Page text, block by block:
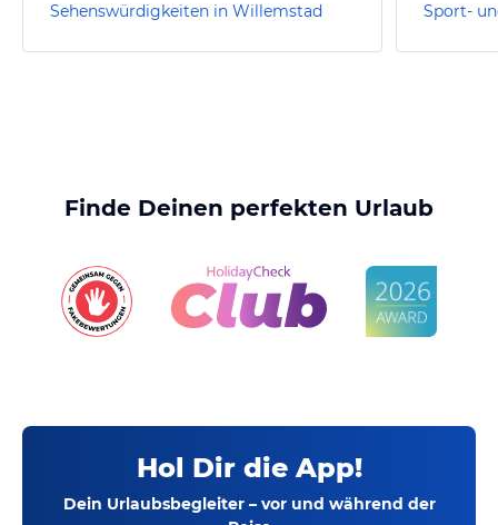
Sehenswürdigkeiten in Willemstad
Finde Deinen perfekten Urlaub
Hol Dir die App!
Dein Urlaubsbegleiter – vor und während der